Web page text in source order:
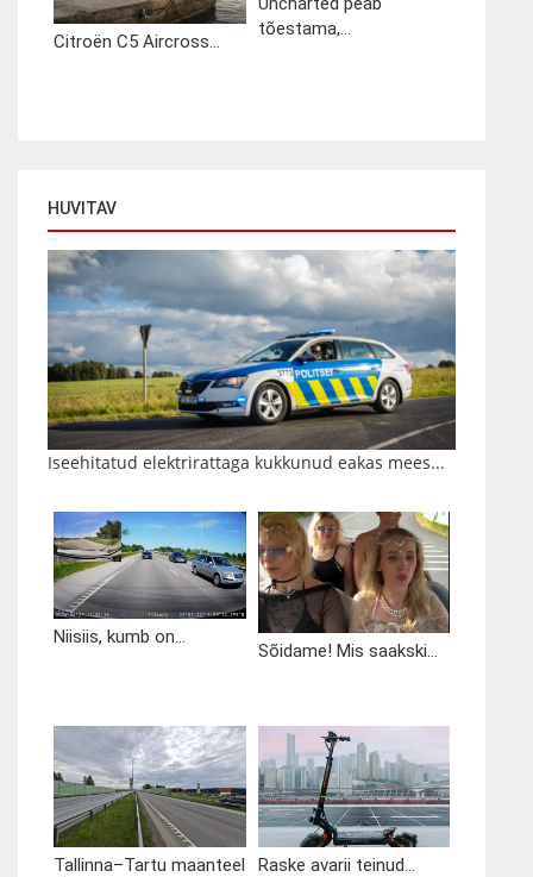
Citroën C5 Aircross...
tõestama,...
HUVITAV
Iseehitatud elektrirattaga kukkunud eakas mees...
Niisiis, kumb on...
Sõidame! Mis saakski...
Tallinna–Tartu maanteel
Raske avarii teinud...